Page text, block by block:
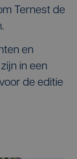
Ternest de
en
in een
de editie